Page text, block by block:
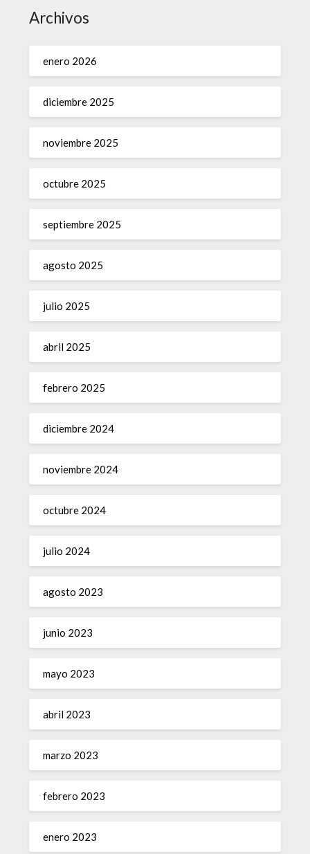
Archivos
enero 2026
diciembre 2025
noviembre 2025
octubre 2025
septiembre 2025
agosto 2025
julio 2025
abril 2025
febrero 2025
diciembre 2024
noviembre 2024
octubre 2024
julio 2024
agosto 2023
junio 2023
mayo 2023
abril 2023
marzo 2023
febrero 2023
enero 2023